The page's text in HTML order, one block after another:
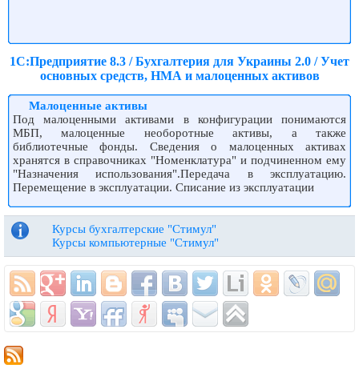
1С:Предприятие 8.3 / Бухгалтерия для Украины 2.0 / Учет
основных средств, НМА и малоценных активов
Малоценные активы
Под малоценными активами в конфигурации понимаются
МБП, малоценные необоротные активы, а также
библиотечные фонды. Сведения о малоценных активах
хранятся в справочниках "Номенклатура" и подчиненном ему
"Назначения использования".Передача в эксплуатацию.
Перемещение в эксплуатации. Списание из эксплуатации
Курсы бухгалтерские "Стимул"
Курсы компьютерные "Стимул"